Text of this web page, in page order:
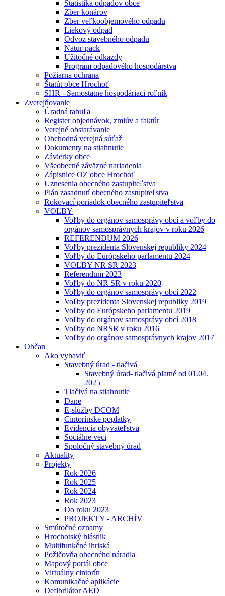
Štatistika odpadov obce
Zber konárov
Zber veľkoobjemového odpadu
Liekový odpad
Odvoz stavebného odpadu
Natur-pack
Užitočné odkazdy
Program odpadového hospodárstva
Požiarna ochrana
Štatút obce Hrochoť
SHR - Samostatne hospodáriaci roľník
Zverejňovanie
Úradná tabuľa
Register objednávok, zmlúv a faktúr
Verejné obstarávanie
Obchodná verejná súťaž
Dokumenty na stiahnutie
Závierky obce
Všeobecné záväzné nariadenia
Zápisnice OZ obce Hrochoť
Uznesenia obecného zastupiteľstva
Plán zasadnutí obecného zastupiteľstva
Rokovací poriadok obecného zastupiteľstva
VOĽBY
Voľby do orgánov samosprávy obcí a voľby do
orgánov samosprávnych krajov v roku 2026
REFERENDUM 2026
Voľby prezidenta Slovenskej republiky 2024
Voľby do Európskeho parlamentu 2024
VOĽBY NR SR 2023
Referendum 2023
Voľby do NR SR v roku 2020
Voľby do orgánov samosprávy obcí 2022
Voľby prezidenta Slovenskej republiky 2019
Voľby do Európskeho parlamentu 2019
Voľby do orgánov samosprávy obcí 2018
Voľby do NRSR v roku 2016
Voľby do orgánov samosprávnych krajov 2017
Občan
Ako vybaviť
Stavebný úrad - tlačivá
Stavebný úrad- tlačivá platné od 01.04.
2025
Tlačivá na stiahnutie
Dane
E-služby DCOM
Cintorínske poplatky
Evidencia obyvateľstva
Sociálne veci
Spoločný stavebný úrad
Aktuality
Projekty
Rok 2026
Rok 2025
Rok 2024
Rok 2023
Do roku 2023
PROJEKTY - ARCHÍV
Smútočné oznamy
Hrochotský hlásnik
Multifunkčné ihriská
Požičovňa obecného náradia
Mapový portál obce
Virtuálny cintorín
Komunikačné aplikácie
Defibrilátor AED